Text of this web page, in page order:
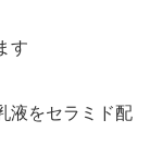
す
液をセラミド配